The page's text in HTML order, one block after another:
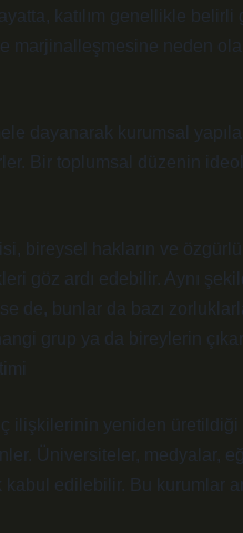
katılım genellikle
marjinalleşmesine neden
dayanarak kurumsal
Bir toplumsal düzenin
bireysel hakların ve
göz ardı edebilir. Aynı
de, bunlar da bazı
grup ya da bireylerin
ilişkilerinin yeniden
Üniversiteler, medyalar,
edilebilir. Bu kurumlar